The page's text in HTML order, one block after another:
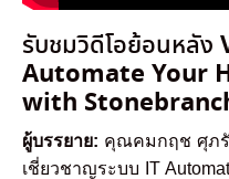
รับชมวิดีโอย้อนหลัง
Automate Your
with
ผู้บรรยาย: คุณคมกฤช ศุภรั
เชี่ยวชาญระบบ IT